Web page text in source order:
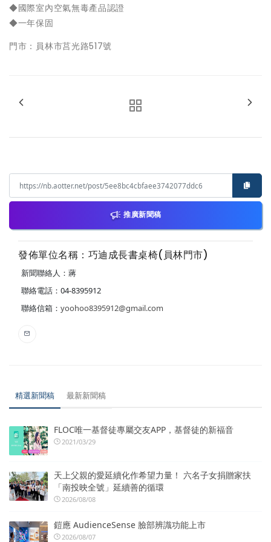
◆國際室內空氣無毒產品認證
◆一年保固
門市：員林市莒光路517號
推廣新聞稿
發佈單位名稱：巧迪成長書桌椅(員林門市)
新聞聯絡人：蔣
聯絡電話：04-8395912
聯絡信箱： yoohoo8395912@gmail.com
精選新聞稿 最新新聞稿
FLOC唯一基督徒專屬交友APP，基督徒的新福音
2021/03/29
天上父親的愛延續化作希望力量！ 六名子女捐贈家扶
「南投映全號」延續善的循環
2026/08/08
鎧應 AudienceSense 臉部辨識功能上市
2026/08/07